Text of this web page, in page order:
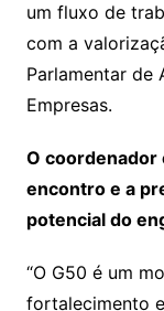
um fluxo de
com a
Parlamentar de
Empresas.
O coordenador
encontro e a
potencial do
“O G50 é um
fortalecimento